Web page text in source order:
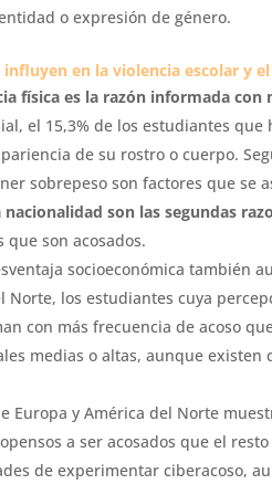
o expresión de género.
influyen en la violencia escolar y
física es la razón informada con
el 15,3% de los estudiantes
de su rostro o cuerpo.
sobrepeso son factores que se
nacionalidad son las segundas
que son acosados.
socioeconómica también
Norte, los estudiantes cuya
con más frecuencia de acoso
medias o altas, aunque
Europa y América del Norte
a ser acosados que el
de experimentar ciberacoso,